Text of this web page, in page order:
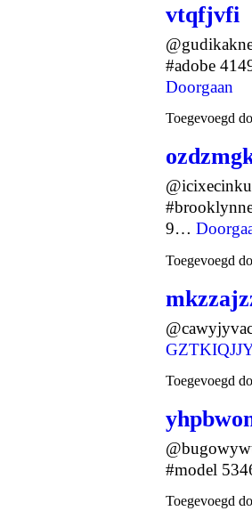
vtqfjvfi
#adobe
Doorgaan
Toegevoegd
9…
Toegevoegd
Toegevoegd
#model
Toegevoegd